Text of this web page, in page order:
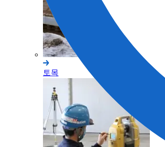
토목